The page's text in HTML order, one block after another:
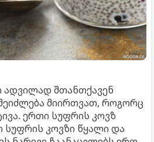
ადვილად შთანთქავენ
მიირთვათ, როგორც
ერთი სუფრის კოვზ
სუფრის კოვზი წყალი და